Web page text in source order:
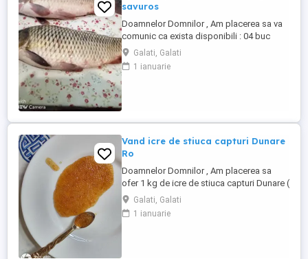
savuros
Doamnelor Domnilor , Am placerea sa va
comunic ca exista disponibili : 04 buc
Crap fara icre , capturi Dunare , rare si in
cantitati foarte reduse, Pret : 39 lei kg ,
calibre estimative : 03 - 04 kg buc . Gustul
Galati, Galati
1 ianuarie
Vand icre de stiuca capturi Dunare
Ro
Doamnelor Domnilor , Am placerea sa
ofer 1 kg de icre de stiuca capturi Dunare (
Ro ) , cu foarte putin aport de sare ( 5 % ).
Pret : 575 lei kg . Important : Nu exista
cantitati minime de comanda :) Ambalaj :
Galati, Galati
1 ianuarie